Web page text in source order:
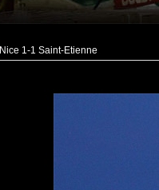
Nice 1-1 Saint-Etienne